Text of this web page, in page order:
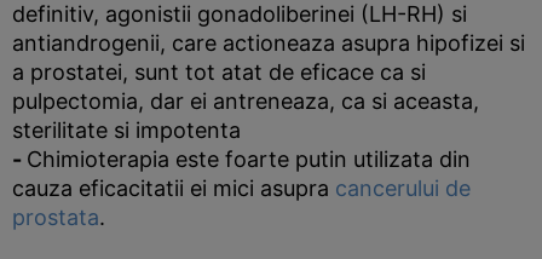
definitiv, agonistii gonadoliberinei (LH-RH) si
antiandrogenii, care actioneaza asupra hipofizei si
a prostatei, sunt tot atat de eficace ca si
pulpectomia, dar ei antreneaza, ca si aceasta,
sterilitate si impotenta
- Chimioterapia este foarte putin utilizata din
cauza eficacitatii ei mici asupra cancerului de
prostata.